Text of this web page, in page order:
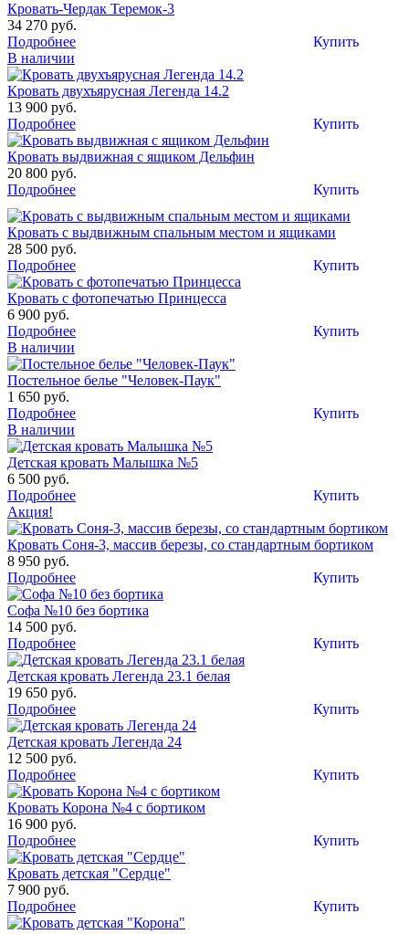
Кровать-Чердак Теремок-3
34 270 руб.
Купить
Подробнее
В наличии
Кровать двухъярусная Легенда 14.2
13 900 руб.
Купить
Подробнее
Кровать выдвижная с ящиком Дельфин
20 800 руб.
Купить
Подробнее
Кровать с выдвижным спальным местом и ящиками
28 500 руб.
Купить
Подробнее
Кровать с фотопечатью Принцесса
6 900 руб.
Купить
Подробнее
В наличии
Постельное белье "Человек-Паук"
1 650 руб.
Купить
Подробнее
В наличии
Детская кровать Малышка №5
6 500 руб.
Купить
Подробнее
Акция!
Кровать Соня-3, массив березы, со стандартным бортиком
8 950 руб.
Купить
Подробнее
Софа №10 без бортика
14 500 руб.
Купить
Подробнее
Детская кровать Легенда 23.1 белая
19 650 руб.
Купить
Подробнее
Детская кровать Легенда 24
12 500 руб.
Купить
Подробнее
Кровать Корона №4 c бортиком
16 900 руб.
Купить
Подробнее
Кровать детская "Сердце"
7 900 руб.
Купить
Подробнее